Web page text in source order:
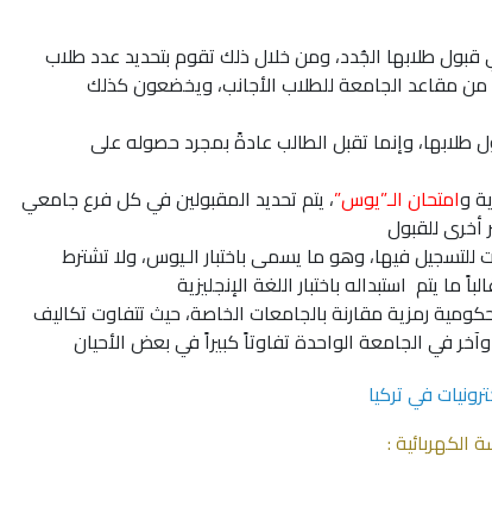
طلابها الجُدد، ومن خلال ذلك تقوم بتحديد عدد طلاب
من مقاعد الجامعة للطلاب الأجانب، ويخضعون كذلك
طلابها، وإنما تقبل الطالب عادةً بمجرد حصوله على
وامتحان الـ”يوس”، يتم تحديد المقبولين في كل فرع جامعي
أخرى للقبول
للتسجيل فيها، وهو ما يسمى باختبار الـيوس، ولا تشترط
ما يتم استبداله باختبار اللغة الإنجليزية
رمزية مقارنة بالجامعات الخاصة، حيث تتفاوت تكاليف
في الجامعة الواحدة تفاوتاً كبيراً في بعض الأحيان
في تركيا
: